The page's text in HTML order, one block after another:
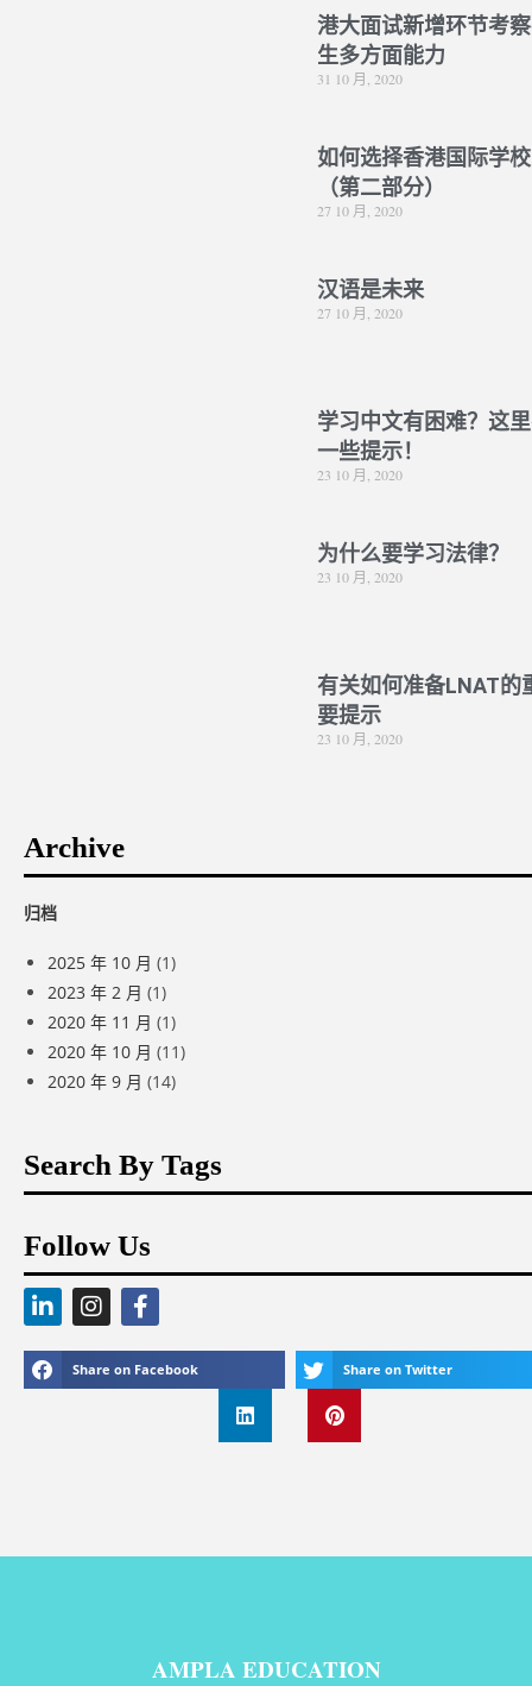
港大面试新增环节考
生多方面能力
31 10 月, 2020
如何选择香港国际学
（第二部分）
27 10 月, 2020
汉语是未来
27 10 月, 2020
学习中文有困难？这
一些提示！
23 10 月, 2020
为什么要学习法律？
23 10 月, 2020
有关如何准备LNAT的
要提示
23 10 月, 2020
Archive
归档
2025 年 10 月 (1)
2023 年 2 月 (1)
2020 年 11 月 (1)
2020 年 10 月 (11)
2020 年 9 月 (14)
Search By Tags
Follow Us
Share on Facebook Share on Twitter
AMPLA EDUCATION